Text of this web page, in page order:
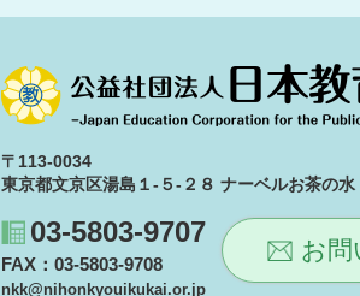
〒113-0034
東京都文京区湯島１-５-２８ ナーベルお茶の
03-5803-9707
FAX：03-5803-9708
nkk@nihonkyouikukai.or.jp
お問